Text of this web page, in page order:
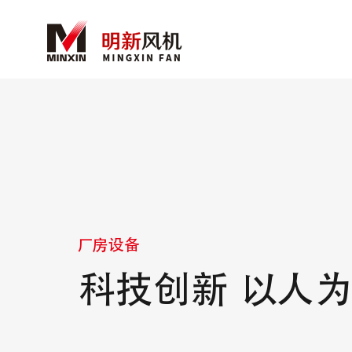
厂房设备
科技创新 以人